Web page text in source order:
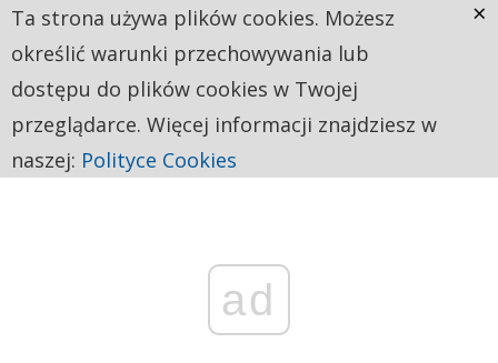
ad
Ta strona używa plików cookies. Możesz
określić warunki przechowywania lub
dostępu do plików cookies w Twojej
przeglądarce. Więcej informacji znajdziesz w
naszej: Polityce Cookies
×